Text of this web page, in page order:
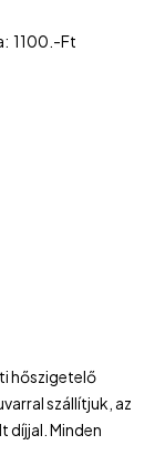
1100.-Ft
hőszigetelő
szállítjuk, az
díjjal. Minden